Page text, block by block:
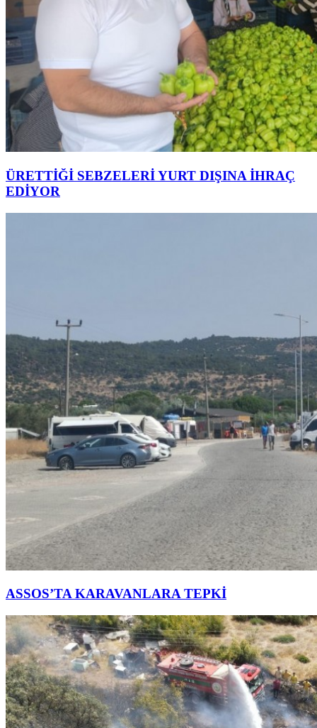
ÜRETTİĞİ SEBZELERİ YURT DIŞINA İHRAÇ
EDİYOR
ASSOS’TA KARAVANLARA TEPKİ